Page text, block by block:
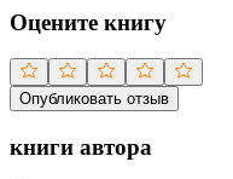
Оцените книгу
Опубликовать отзыв
книги автора